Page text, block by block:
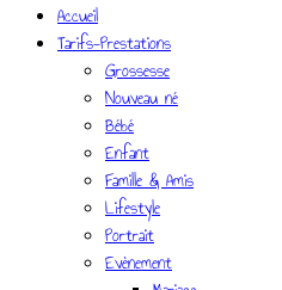
Accueil
Tarifs-Prestations
Grossesse
Nouveau né
Bébé
Enfant
Famille & Amis
Lifestyle
Portrait
Evènement